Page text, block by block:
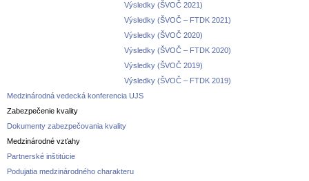
Výsledky (ŠVOČ 2021)
Výsledky (ŠVOČ – FTDK 2021)
Výsledky (ŠVOČ 2020)
Výsledky (ŠVOČ – FTDK 2020)
Výsledky (ŠVOČ 2019)
Výsledky (ŠVOČ – FTDK 2019)
Medzinárodná vedecká konferencia UJS
Zabezpečenie kvality
Dokumenty zabezpečovania kvality
Medzinárodné vzťahy
Partnerské inštitúcie
Podujatia medzinárodného charakteru